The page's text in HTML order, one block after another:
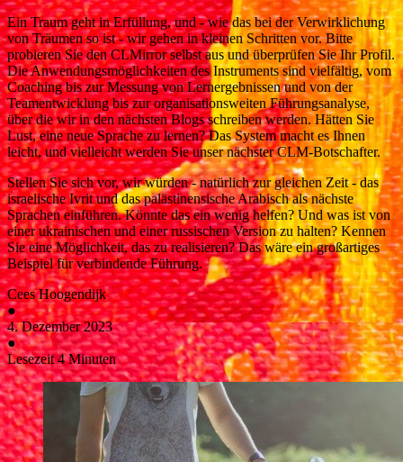
Ein Traum geht in Erfüllung, und - wie das bei der Verwirklichung
von Träumen so ist - wir gehen in kleinen Schritten vor. Bitte
probieren Sie den CLMirror selbst aus und überprüfen Sie Ihr Profil.
Die Anwendungsmöglichkeiten des Instruments sind vielfältig, vom
Coaching bis zur Messung von Lernergebnissen und von der
Teamentwicklung bis zur organisationsweiten Führungsanalyse,
über die wir in den nächsten Blogs schreiben werden. Hätten Sie
Lust, eine neue Sprache zu lernen? Das System macht es Ihnen
leicht, und vielleicht werden Sie unser nächster CLM-Botschafter.
Stellen Sie sich vor, wir würden - natürlich zur gleichen Zeit - das
israelische Ivrit und das palästinensische Arabisch als nächste
Sprachen einführen. Könnte das ein wenig helfen? Und was ist von
einer ukrainischen und einer russischen Version zu halten? Kennen
Sie eine Möglichkeit, das zu realisieren? Das wäre ein großartiges
Beispiel für verbindende Führung.
Cees Hoogendijk
●
4. Dezember 2023
●
Lesezeit 4 Minuten